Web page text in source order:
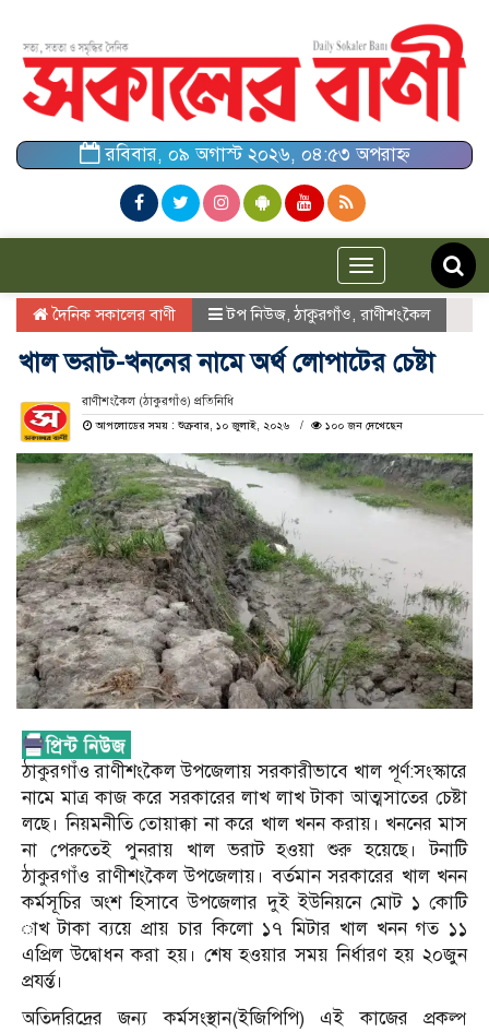
রবিবার, ০৯ অগাস্ট ২০২৬, ০৪:৫৩ অপরাহ্ন
Toggle
navigation
দৈনিক সকালের বাণী টপ নিউজ ,ঠাকুরগাঁও রাণীশংকৈল
খাল ভরাট-খননের নামে অর্থ লোপাটের চেষ্টা
রাণীশংকৈল (ঠাকুরগাঁও) প্রতিনিধি
আপলোডের সময় : শুক্রবার, ১০ জুলাই, ২০২৬
১০০ জন দেখেছেন
ঠাকুরগাঁও রাণীশংকৈল উপজেলায় সরকারীভাবে খাল পূর্ণ:সংস্কারে
নামে মাত্র কাজ করে সরকারের লাখ লাখ টাকা আত্মসাতের চেষ্টা
লছে। নিয়মনীতি তোয়াক্কা না করে খাল খনন করায়। খননের মাস
না পেরুতেই পুনরায় খাল ভরাট হওয়া শুরু হয়েছে। টনাটি
ঠাকুরগাঁও রাণীশংকৈল উপজেলায়। বর্তমান সরকারের খাল খনন
কর্মসূচির অংশ হিসাবে উপজেলার দুই ইউনিয়নে মোট ১ কোটি
াখ টাকা ব্যয়ে প্রায় চার কিলো ১৭ মিটার খাল খনন গত ১১
এপ্রিল উদ্বোধন করা হয়। শেষ হওয়ার সময় নির্ধারণ হয় ২০জুন
প্রযর্ন্ত।
অতিদরিদ্রের জন্য কর্মসংস্থান(ইজিপিপি) এই কাজের প্রকল্প